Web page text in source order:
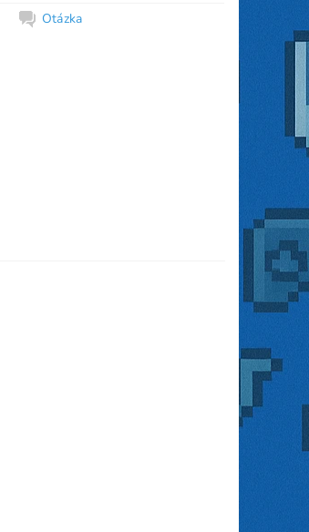
Otázka